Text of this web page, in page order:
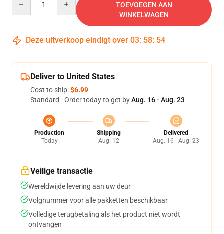
TOEVOEGEN AAN
WINKELWAGEN
Deze uitverkoop eindigt over 03: 58: 53
Deliver to United States
Cost to ship:$6.99
Standard - Order today to get byAug. 16 - Aug. 23
Production
Today
Shipping
Aug. 12
Delivered
Aug. 16 - Aug. 23
Veilige transactie
Wereldwijde levering aan uw deur
Volgnummer voor alle pakketten beschikbaar
Volledige terugbetaling als het product niet wordt
ontvangen